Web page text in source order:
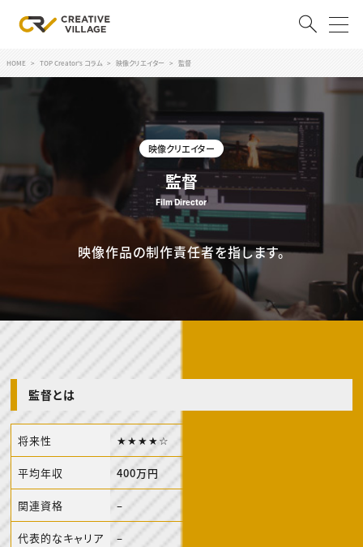
RECRUIT
クリエイター求人を探す
CREATIVE JOB求人検索
採用説明会
転職支援サービス
スキルアップしたい！
スキルアップしたい！ トップ
マーケティング
ディレクション
業界解説・キャリア事情
お役立ち基礎知識
TOP Creator’s コラム トップ
アプリクリエイター
ゲームクリエイター
映像クリエイター
マーケッター
クリエイターインタビュー
C＆R Magazine
ニュース・トレンド
ニュース・トレンド トップ
Web
映像
ゲーム・エンタメ
広告
出版
CREATIVE VILLAGEからのお知らせ
HOME TOP Creator's コラム 映像クリエイター 監督
映像クリエイター
監督
Film Director
映像作品の制作責任者を指します。
監督とは
将来性 ★★★★☆
平均年収 400万円
関連資格 –
代表的なキャリア
–